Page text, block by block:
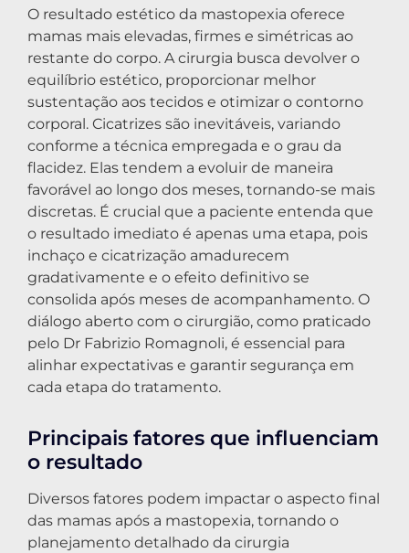
O resultado estético da mastopexia oferece
mamas mais elevadas, firmes e simétricas ao
restante do corpo. A cirurgia busca devolver o
equilíbrio estético, proporcionar melhor
sustentação aos tecidos e otimizar o contorno
corporal. Cicatrizes são inevitáveis, variando
conforme a técnica empregada e o grau da
flacidez. Elas tendem a evoluir de maneira
favorável ao longo dos meses, tornando-se mais
discretas. É crucial que a paciente entenda que
o resultado imediato é apenas uma etapa, pois
inchaço e cicatrização amadurecem
gradativamente e o efeito definitivo se
consolida após meses de acompanhamento. O
diálogo aberto com o cirurgião, como praticado
pelo Dr Fabrizio Romagnoli, é essencial para
alinhar expectativas e garantir segurança em
cada etapa do tratamento.
Principais fatores que influenciam
o resultado
Diversos fatores podem impactar o aspecto final
das mamas após a mastopexia, tornando o
planejamento detalhado da cirurgia